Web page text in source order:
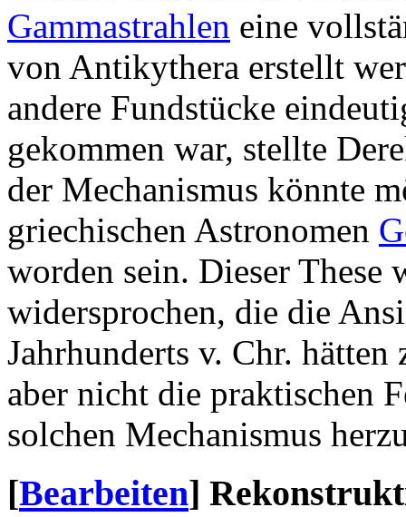
Gammastrahlen eine
von Antikythera erstellt
andere Fundstücke
gekommen war, stellte
der Mechanismus könnte
griechischen Astronomen
worden sein. Dieser
widersprochen, die die
Jahrhunderts v. Chr. hätten
aber nicht die praktischen
solchen Mechanismus
[Bearbeiten]